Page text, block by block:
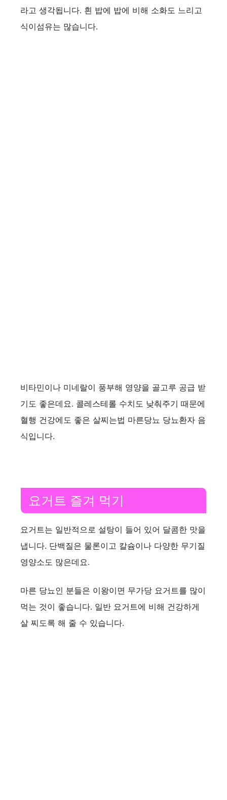
라고 생각됩니다. 흰 밥에 밥에 비해 소화도 느리고
식이섬유는 많습니다.
비타민이나 미네랄이 풍부해 영양을 골고루 공급 받
기도 좋은데요. 콜레스테롤 수치도 낮춰주기 때문에
혈행 건강에도 좋은 살찌는법 마른당뇨 당뇨환자 음
식입니다.
요거트 즐겨 먹기
요거트는 일반적으로 설탕이 들어 있어 달콤한 맛을
냅니다. 단백질은 물론이고 칼슘이나 다양한 무기질
영양소도 많은데요.
마른 당뇨인 분들은 이왕이면 무가당 요거트를 많이
먹는 것이 좋습니다. 일반 요거트에 비해 건강하게
살 찌도록 해 줄 수 있습니다.